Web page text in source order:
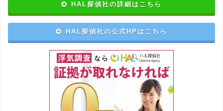
HAL探偵社の詳細はこちら
HAL探偵社の公式HPはこちら